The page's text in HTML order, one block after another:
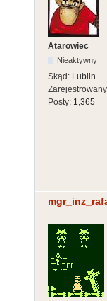
Atarowiec
Nieaktywny
Skąd: Lublin
Posty: 1,365